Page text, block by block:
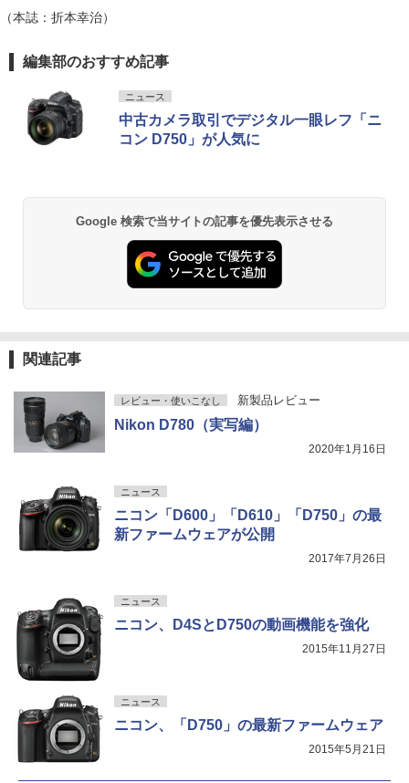
（本誌：折本幸治）
編集部のおすすめ記事
ニュース
中古カメラ取引でデジタル一眼レフ「ニ
コン D750」が人気に
Google 検索で当サイトの記事を優先表示させる
関連記事
レビュー・使いこなし 新製品レビュー
Nikon D780（実写編）
2020年1月16日
ニュース
ニコン「D600」「D610」「D750」の最
新ファームウェアが公開
2017年7月26日
ニュース
ニコン、D4SとD750の動画機能を強化
2015年11月27日
ニュース
ニコン、「D750」の最新ファームウェア
2015年5月21日